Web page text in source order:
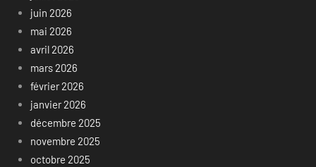
juin 2026
mai 2026
avril 2026
mars 2026
février 2026
janvier 2026
décembre 2025
novembre 2025
octobre 2025